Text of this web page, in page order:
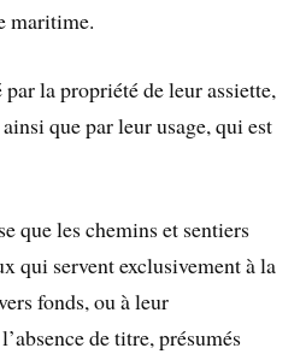
maritime.
la propriété de leur assiette,
que par leur usage, qui est
que les chemins et sentiers
qui servent exclusivement à la
fonds, ou à leur
de titre, présumés